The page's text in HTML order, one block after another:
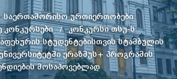
საერთაშორისო ურთიერთობები
კონკურსები
კონკურსი თსუ-ს
სტუდენტებისთვის სტამბულის
ერაზმუს+ პროგრამის
მოსაპოვებლად